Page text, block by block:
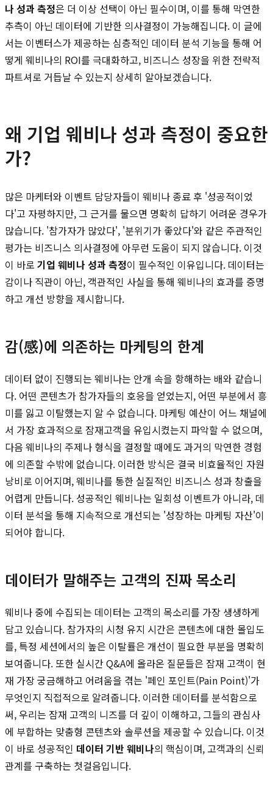
나 성과 측정은 더 이상 선택이 아닌 필수이며, 이를 통해 막연한
추측이 아닌 데이터에 기반한 의사결정이 가능해집니다. 이 글에
서는 이벤터스가 제공하는 심층적인 데이터 분석 기능을 통해 어
떻게 웨비나의 ROI를 극대화하고, 비즈니스 성장을 위한 전략적
파트셔로 거듭날 수 있는지 상세히 알아보겠습니다.
왜 기업 웨비나 성과 측정이 중요한
가?
많은 마케터와 이벤트 담당자들이 웨비나 종료 후 '성공적이었
다'고 자평하지만, 그 근거를 물으면 명확히 답하기 어려운 경우가
많습니다. '참가자가 많았다', '분위기가 좋았다'와 같은 주관적인
평가는 비즈니스 의사결정에 아무런 도움이 되지 않습니다. 이것
이 바로 기업 웨비나 성과 측정이 필수적인 이유입니다. 데이터는
감이나 직관이 아닌, 객관적인 사실을 통해 웨비나의 효과를 증명
하고 개선 방향을 제시합니다.
감(感)에 의존하는 마케팅의 한계
데이터 없이 진행되는 웨비나는 안개 속을 항해하는 배와 같습니
다. 어떤 콘텐츠가 참가자들의 호응을 얻었는지, 어떤 부분에서 흥
미를 잃고 이탈했는지 알 수 없습니다. 마케팅 예산이 어느 채널에
서 가장 효과적으로 잠재고객을 유입시켰는지 파악할 수 없으며,
다음 웨비나의 주제나 형식을 결정할 때에도 과거의 막연한 경험
에 의존할 수밖에 없습니다. 이러한 방식은 결국 비효율적인 자원
낭비로 이어지며, 웨비나를 통한 실질적인 비즈니스 성과 창출을
어렵게 만듭니다. 성공적인 웨비나는 일회성 이벤트가 아니라, 데
이터 분석을 통해 지속적으로 개선되는 '성장하는 마케팅 자산'이
되어야 합니다.
데이터가 말해주는 고객의 진짜 목소리
웨비나 중에 수집되는 데이터는 고객의 목소리를 가장 생생하게
담고 있습니다. 참가자의 시청 유지 시간은 콘텐츠에 대한 몰입도
를, 특정 세션에서의 높은 이탈률은 개선이 필요한 부분을 명확히
보여줍니다. 또한 실시간 Q&A에 올라온 질문들은 잠재 고객이 현
재 가장 궁금해하고 어려움을 겪는 '페인 포인트(Pain Point)'가
무엇인지 직접적으로 알려줍니다. 이러한 데이터를 분석함으로
써, 우리는 잠재 고객의 니즈를 더 깊이 이해하고, 그들의 관심사
에 부합하는 맞춤형 콘텐츠와 솔루션을 제공할 수 있습니다. 이것
이 바로 성공적인 데이터 기반 웨비나의 핵심이며, 고객과의 신뢰
관계를 구축하는 첫걸음입니다.